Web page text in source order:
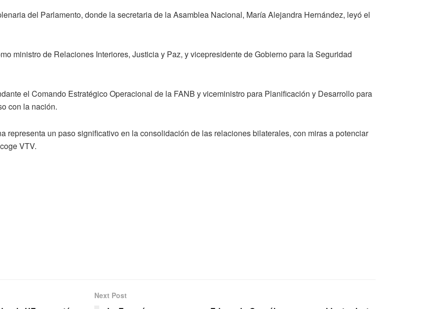
del Parlamento, donde la secretaria de la Asamblea Nacional, María Alejandra Hernández, leyó el
ministro de Relaciones Interiores, Justicia y Paz, y vicepresidente de Gobierno para la Seguridad
el Comando Estratégico Operacional de la FANB y viceministro para Planificación y Desarrollo para
con la nación.
representa un paso significativo en la consolidación de las relaciones bilaterales, con miras a potenciar
VTV.
Next Post